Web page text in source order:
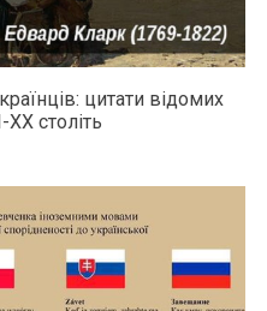
цитати відомих
століть